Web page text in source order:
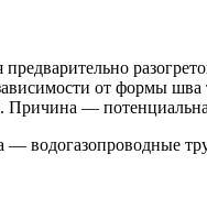
от формы
Причина —
— водогазопроводные